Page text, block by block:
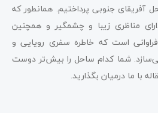
آفریقای جنوبی پرداختیم. همانطور که
مناظری زیبا و چشمگیر و همچنین
است که خاطره سفری رویایی و
می‌سازد. شما کدام ساحل را بیش‌تر دوست
با ما درمیان بگذارید.